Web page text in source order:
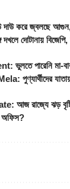
করে জ্বলছে আগুন,
দোটানায়
পারেনি মা-
পুণ্যার্থীদের
রাজ্যে ঝড় বৃষ্টির
অফিস?